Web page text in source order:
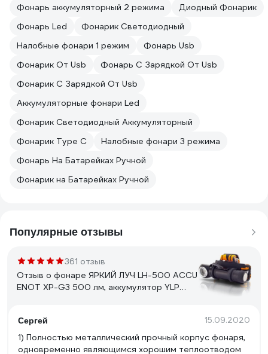
Фонарь аккумуляторный 2 режима
Диодный Фонарик
Фонарь Led
Фонарик Светодиодный
Налобные фонари 1 режим
Фонарь Usb
Фонарик От Usb
Фонарь С Зарядкой От Usb
Фонарик С Зарядкой От Usb
Аккумуляторные фонари Led
Фонарик Светодиодный Аккумуляторный
Фонарик Type C
Налобные фонари 3 режима
Фонарь На Батарейках Ручной
Фонарик на Батарейках Ручной
Популярные отзывы
361 отзыв
Отзыв о фонаре ЯРКИЙ ЛУЧ LH-500 ACCU
ENOT XP-G3 500 лм, аккумулятор YLP
Сергей 15.09.2020
1) Полностью металлический прочный корпус фонаря,
одновременно являющимся хорошим теплоотводом